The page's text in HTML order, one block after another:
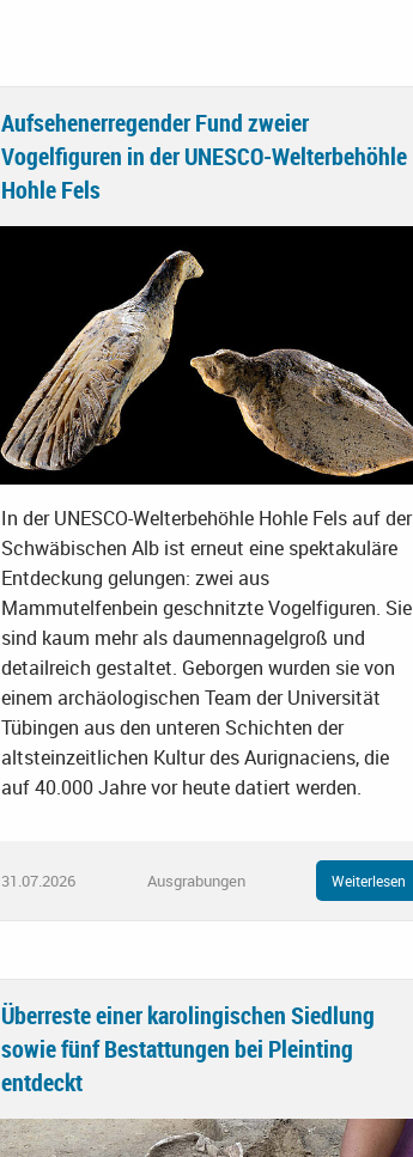
Aufsehenerregender Fund zweier
Vogelfiguren in der UNESCO-Welterbehöhle
Hohle Fels
In der UNESCO-Welterbehöhle Hohle Fels auf der
Schwäbischen Alb ist erneut eine spektakuläre
Entdeckung gelungen: zwei aus
Mammutelfenbein geschnitzte Vogelfiguren. Sie
sind kaum mehr als daumennagelgroß und
detailreich gestaltet. Geborgen wurden sie von
einem archäologischen Team der Universität
Tübingen aus den unteren Schichten der
altsteinzeitlichen Kultur des Aurignaciens, die
auf 40.000 Jahre vor heute datiert werden.
31.07.2026 Ausgrabungen Weiterlesen
Überreste einer karolingischen Siedlung
sowie fünf Bestattungen bei Pleinting
entdeckt